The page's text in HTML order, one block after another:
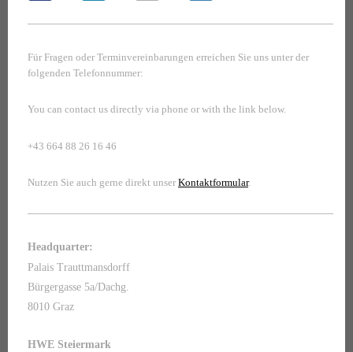
Für Fragen oder Terminvereinbarungen erreichen Sie uns unter der
folgenden Telefonnummer:
You can contact us directly via phone or with the link below.
+43 664 88 26 16 46
Nutzen Sie auch gerne direkt unser Kontaktformular.
Headquarter:
Palais Trauttmansdorff
Bürgergasse 5a/Dachg.
8010 Graz
HWE Steiermark